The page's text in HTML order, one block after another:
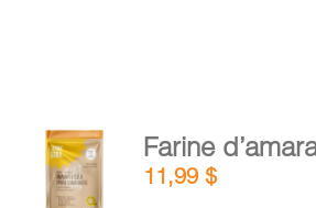
AJOUTER
AU
PANIER
Farine
11,99$